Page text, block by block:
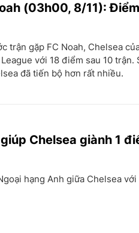
(03h00, 8/11):
trận gặp FC Noah, Chelsea
với 18 điểm sau 10 trận.
đã tiến bộ hơn rất nhiều.
Chelsea giành 1
hạng Anh giữa Chelsea